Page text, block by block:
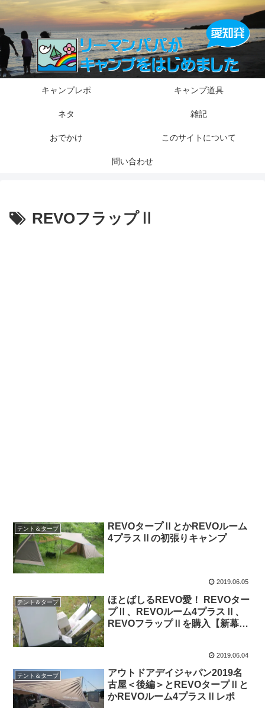
キャンプレポ キャンプ道具
ネタ 雑記
おでかけ このサイトについて
問い合わせ
REVOフラップⅡ
テント＆タープ
REVOタープⅡとかREVOルーム
4プラスⅡの初張りキャンプ
2019.06.05
テント＆タープ
ほとばしるREVO愛！ REVOター
プⅡ、REVOルーム4プラスⅡ、
REVOフラップⅡを購入【新幕購
2019.06.04
テント＆タープ
アウトドアデイジャパン2019名
古屋＜後編＞とREVOタープⅡと
かREVOルーム4プラスⅡレポ